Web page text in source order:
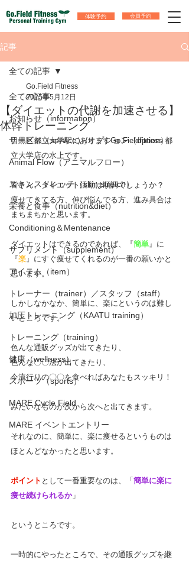
体験予約 会員予約
記事
全ての記事
お知らせ（information）
サービス（service）/オプション（option）
Animal Flow（アニマルフロー）
スキンストレッチ（skin stretch）
栄養と食事（nutrition&diet）
Conditioning＆Mentenance
サプリメント（supplement）
アイテム（item）
トレーナー（trainer）／スタッフ（staff）
加圧トレーニング（KAATU training）
トレーニング（training）
健康（wellness）
スポーツ（sports）
MARE Cycle Field
MARE イベントエントリー
全ての記事
【ダイエットの代謝を加速させる】
体幹トレーニング
Go.Field Fitness
2025年5月12日
目黒区都立大学駅にありますGo.Fieldfitness 都
立大学店の水上です。
皆さん、ダイエット活動は順調でしょうか？
痩せてきてる方、伸び悩んでる方、進み具合は
まちまちかと思います。
ダイエットはできるのであれば、『簡単』に
『楽』にすぐ痩せてくれるのが一番の願いかと
思います。
しかしなかなか、簡単に、楽にというのは難し
いところです。
色んな通販グッズが出てきたり、
色んな〇〇法が出てきたり、
今流行りの〇〇を食べればあなたもスッキリ！
みたいなものが次から次へと出てきます。
それなのに、簡単に、楽に痩せるというものは
ほとんどなかったと思います。
ポイント として一番重要なのは、「 簡単に楽に
痩せ続けられるか」
というところです。
一時的にやったところで、その通販グッズを継